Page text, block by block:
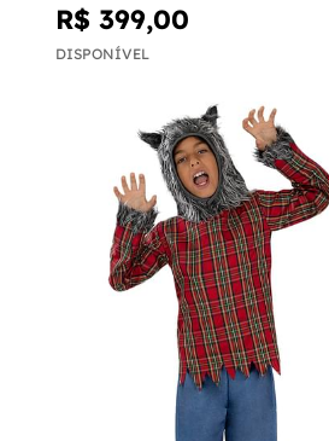
R$ 399,00
DISPONÍVEL